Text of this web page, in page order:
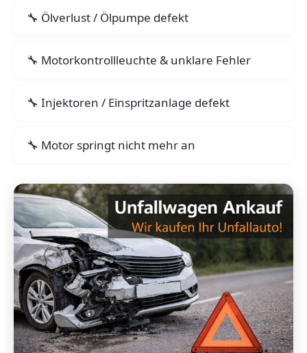
Ölverlust / Ölpumpe defekt
Motorkontrollleuchte & unklare Fehler
Injektoren / Einspritzanlage defekt
Motor springt nicht mehr an